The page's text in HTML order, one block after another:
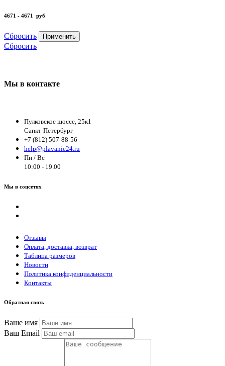
4671 - 4671 руб
Сбросить Применить
Сбросить
Мы в контакте
Пулковское шоссе, 25к1
Санкт-Петербург
+7 (812) 507-88-56
help@plavanie24.ru
Пн / Вс
10:00 - 19.00
Мы в соцсетях
Отзывы
Оплата, доставка, возврат
Таблица размеров
Новости
Политика конфиденциальности
Контакты
Обратная связь
Ваше имя
Ваш Email